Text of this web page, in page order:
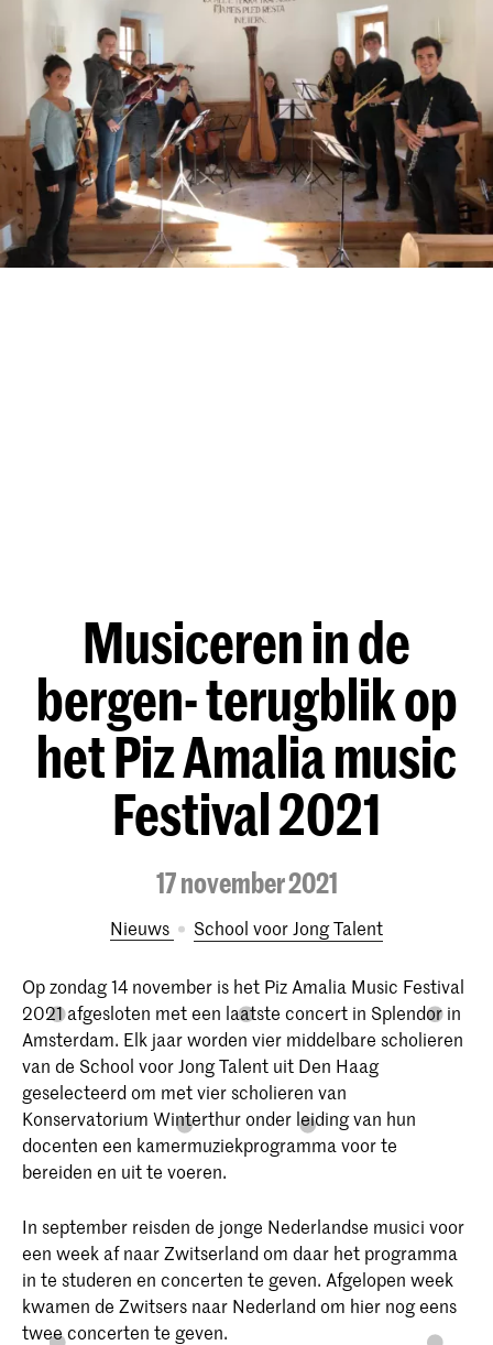
Musiceren in de
bergen- terugblik op
het Piz Amalia music
Festival 2021
17 november 2021
Nieuws School voor Jong Talent
Op zondag 14 november is het Piz Amalia Music Festival
2021 afgesloten met een laatste concert in Splendor in
Amsterdam. Elk jaar worden vier middelbare scholieren
van de School voor Jong Talent uit Den Haag
geselecteerd om met vier scholieren van
Konservatorium Winterthur onder leiding van hun
docenten een kamermuziekprogramma voor te
bereiden en uit te voeren.
In september reisden de jonge Nederlandse musici voor
een week af naar Zwitserland om daar het programma
in te studeren en concerten te geven. Afgelopen week
kwamen de Zwitsers naar Nederland om hier nog eens
twee concerten te geven.